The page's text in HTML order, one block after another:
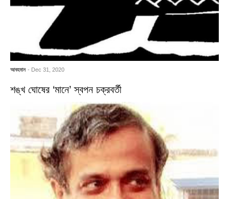
আবহমান - Dec 31, 2020
শঙ্খ ঘোষের ‘মানে’ স্বপন চক্রবর্তী